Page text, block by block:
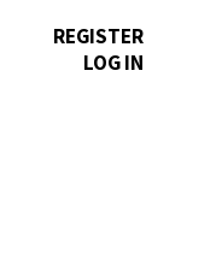
REGISTER
LOG IN